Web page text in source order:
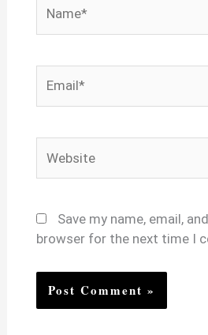
Save my name, email,
browser for the next time I